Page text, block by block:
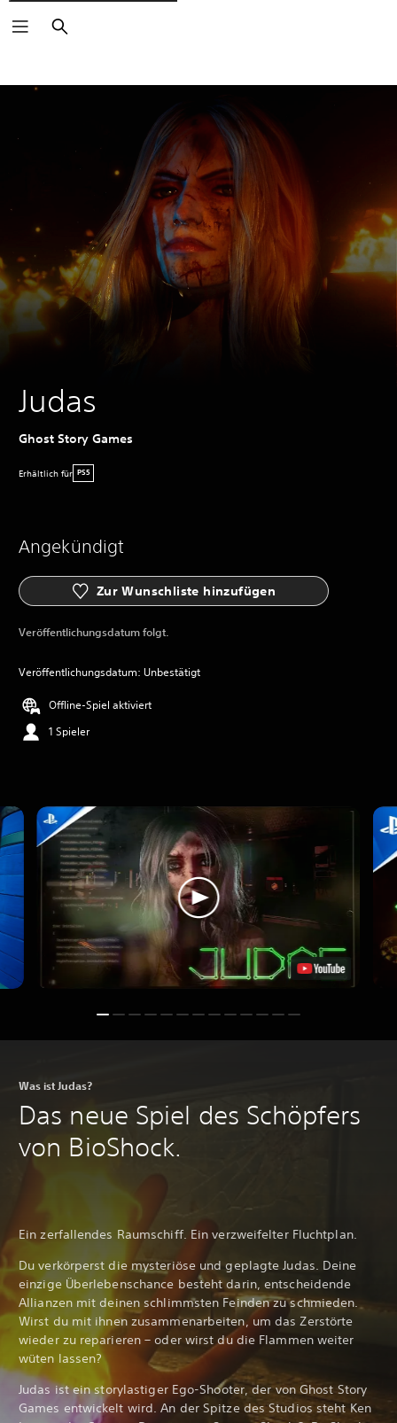
Suchen
Judas
Ghost Story Games
Erhältlich für PS5
Angekündigt
Zur Wunschliste hinzufügen
Veröffentlichungsdatum folgt.
Veröffentlichungsdatum: Unbestätigt
Offline-Spiel aktiviert
1 Spieler
Was ist Judas?
Das neue Spiel des Schöpfers
von BioShock.
Ein zerfallendes Raumschiff. Ein verzweifelter Fluchtplan.
Du verkörperst die mysteriöse und geplagte Judas. Deine
einzige Überlebenschance besteht darin, entscheidende
Allianzen mit deinen schlimmsten Feinden zu schmieden.
Wirst du mit ihnen zusammenarbeiten, um das Zerstörte
wieder zu reparieren – oder wirst du die Flammen weiter
wüten lassen?
Judas ist ein storylastiger Ego-Shooter, der von Ghost Story
Games entwickelt wird. An der Spitze des Studios steht Ken